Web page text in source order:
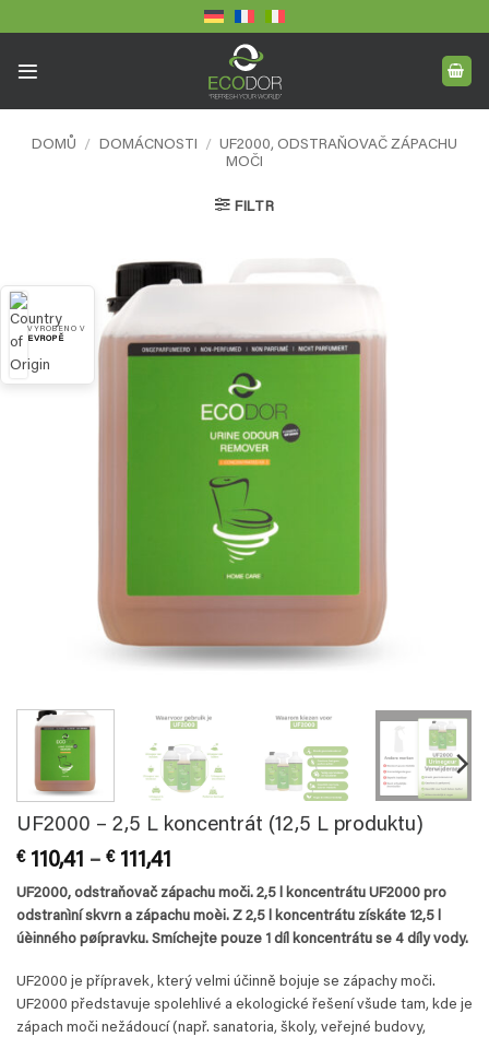
na
DOMŮ / DOMÁCNOSTI / UF2000, ODSTRAŇOVAČ ZÁPACHU
MOČI
FILTR
VYROBENO V
EVROPĚ
UF2000 – 2,5 L koncentrát (12,5 L produktu)
€110,41 – €111,41
cen:
€ 110,41
až
€ 111,41
UF2000, odstraňovač zápachu moči. 2,5 l koncentrátu UF2000 pro
odstranìní skvrn a zápachu moèi. Z 2,5 l koncentrátu získáte 12,5 l
úèinného pøípravku. Smíchejte pouze 1 díl koncentrátu se 4 díly vody.
UF2000 je přípravek, který velmi účinně bojuje se zápachy moči.
UF2000 představuje spolehlivé a ekologické řešení všude tam, kde je
zápach moči nežádoucí (např. sanatoria, školy, veřejné budovy,